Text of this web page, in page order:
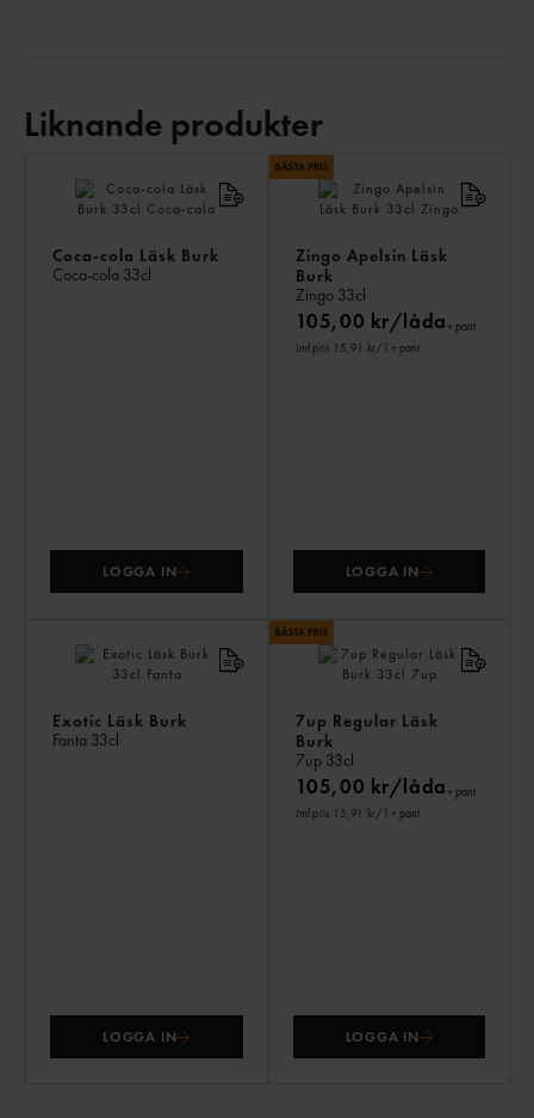
Liknande produkter
Coca-cola Läsk Burk
Coca-cola 33cl
LOGGA IN
Zingo Apelsin Läsk
Burk
Zingo 33cl
105,00 kr/låda+ pant
Jmf.pris 15,91 kr/ l + pant
LOGGA IN
Exotic Läsk Burk
Fanta 33cl
LOGGA IN
7up Regular Läsk
Burk
7up 33cl
105,00 kr/låda+ pant
Jmf.pris 15,91 kr/ l + pant
LOGGA IN